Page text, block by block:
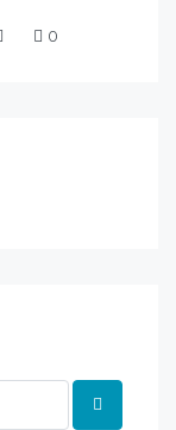
0